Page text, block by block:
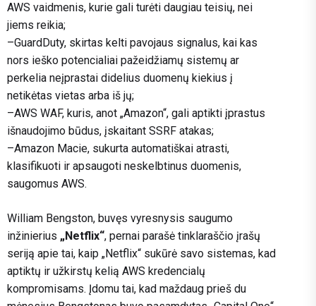
AWS vaidmenis, kurie gali turėti daugiau teisių, nei
jiems reikia;
–GuardDuty, skirtas kelti pavojaus signalus, kai kas
nors ieško potencialiai pažeidžiamų sistemų ar
perkelia neįprastai didelius duomenų kiekius į
netikėtas vietas arba iš jų;
–AWS WAF, kuris, anot „Amazon“, gali aptikti įprastus
išnaudojimo būdus, įskaitant SSRF atakas;
–Amazon Macie, sukurta automatiškai atrasti,
klasifikuoti ir apsaugoti neskelbtinus duomenis,
saugomus AWS.
William Bengston, buvęs vyresnysis saugumo
inžinierius „Netflix“, pernai parašė tinklaraščio įrašų
seriją apie tai, kaip „Netflix“ sukūrė savo sistemas, kad
aptiktų ir užkirstų kelią AWS kredencialų
kompromisams. Įdomu tai, kad maždaug prieš du